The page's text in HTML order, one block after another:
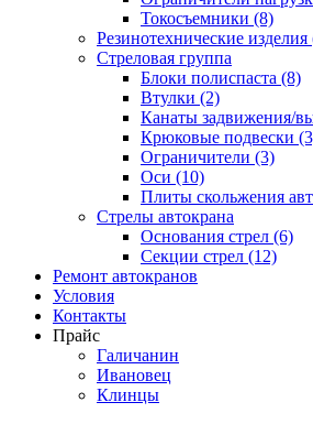
Токосъемники (8)
Резинотехнические
Стреловая группа
Блоки полиспаста (8)
Втулки (2)
Канаты задвижения/
Крюковые подвески
Ограничители (3)
Оси (10)
Плиты скольжения
Стрелы автокрана
Основания стрел (6)
Секции стрел (12)
Ремонт автокранов
Условия
Контакты
Прайс
Галичанин
Ивановец
Клинцы